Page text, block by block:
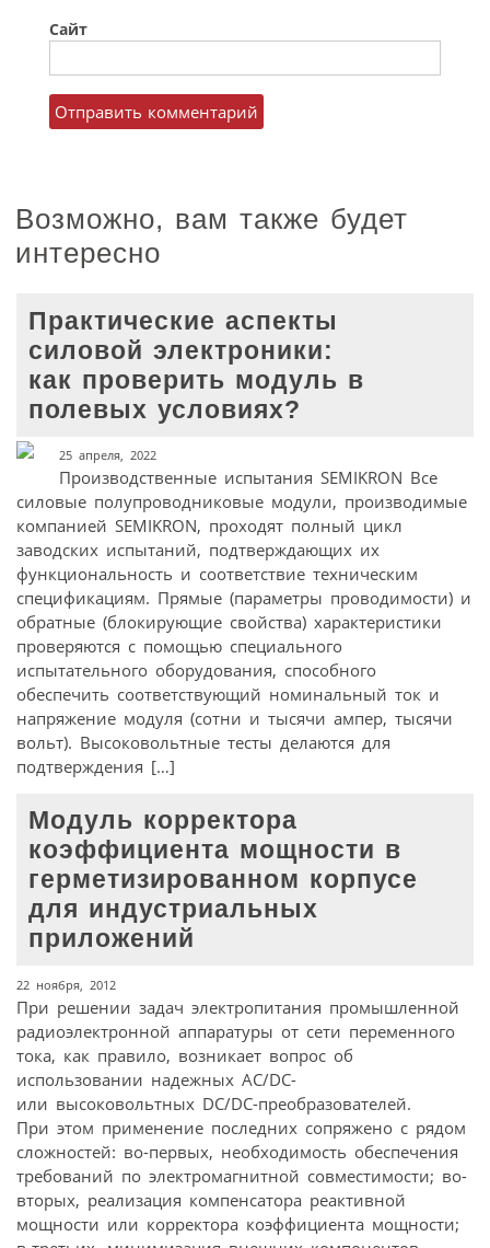
Сайт
Возможно, вам также будет
интересно
Практические аспекты
силовой электроники:
как проверить модуль в
полевых условиях?
25 апреля, 2022
Производственные испытания SEMIKRON Все
силовые полупроводниковые модули, производимые
компанией SEMIKRON, проходят полный цикл
заводских испытаний, подтверждающих их
функциональность и соответствие техническим
спецификациям. Прямые (параметры проводимости) и
обратные (блокирующие свойства) характеристики
проверяются с помощью специального
испытательного оборудования, способного
обеспечить соответствующий номинальный ток и
напряжение модуля (сотни и тысячи ампер, тысячи
вольт). Высоковольтные тесты делаются для
подтверждения […]
Модуль корректора
коэффициента мощности в
герметизированном корпусе
для индустриальных
приложений
22 ноября, 2012
При решении задач электропитания промышленной
радиоэлектронной аппаратуры от сети переменного
тока, как правило, возникает вопрос об
использовании надежных AC/DC-
или высоковольтных DC/DC-преобразователей.
При этом применение последних сопряжено с рядом
сложностей: во-первых, необходимость обеспечения
требований по электромагнитной совместимости; во-
вторых, реализация компенсатора реактивной
мощности или корректора коэффициента мощности;